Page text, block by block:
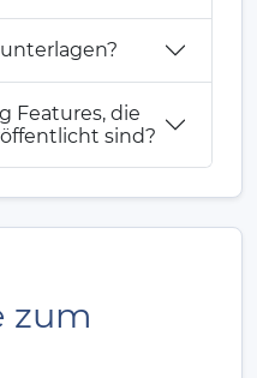
Features, die
sind?
zum